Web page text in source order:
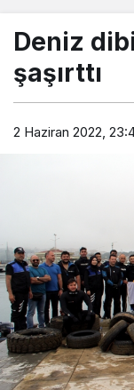
Deniz
şaşırttı
2 Haziran 2022,